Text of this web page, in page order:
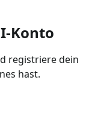
Konto
registriere dein
hast.